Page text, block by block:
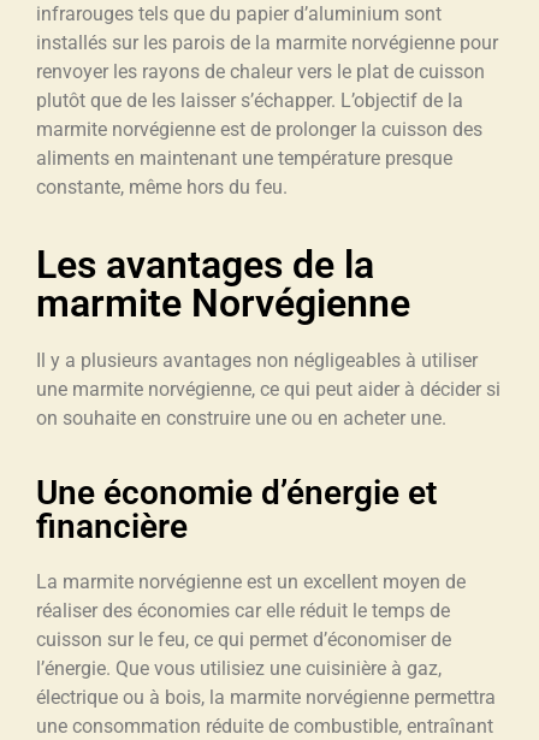
infrarouges tels que du papier d’aluminium sont
installés sur les parois de la marmite norvégienne pour
renvoyer les rayons de chaleur vers le plat de cuisson
plutôt que de les laisser s’échapper. L’objectif de la
marmite norvégienne est de prolonger la cuisson des
aliments en maintenant une température presque
constante, même hors du feu.
Les avantages de la
marmite Norvégienne
Il y a plusieurs avantages non négligeables à utiliser
une marmite norvégienne, ce qui peut aider à décider si
on souhaite en construire une ou en acheter une.
Une économie d’énergie et
financière
La marmite norvégienne est un excellent moyen de
réaliser des économies car elle réduit le temps de
cuisson sur le feu, ce qui permet d’économiser de
l’énergie. Que vous utilisiez une cuisinière à gaz,
électrique ou à bois, la marmite norvégienne permettra
une consommation réduite de combustible, entraînant